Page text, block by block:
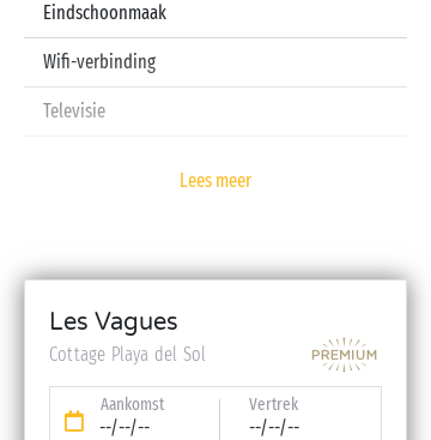
Eindschoonmaak
Wifi-verbinding
Televisie
Babykit (kinderbedje, hoge stoel, badje – op
reservering)
Lees meer
Les Vagues
Cottage Playa del Sol
Aankomst
--/--/--
Vertrek
--/--/--